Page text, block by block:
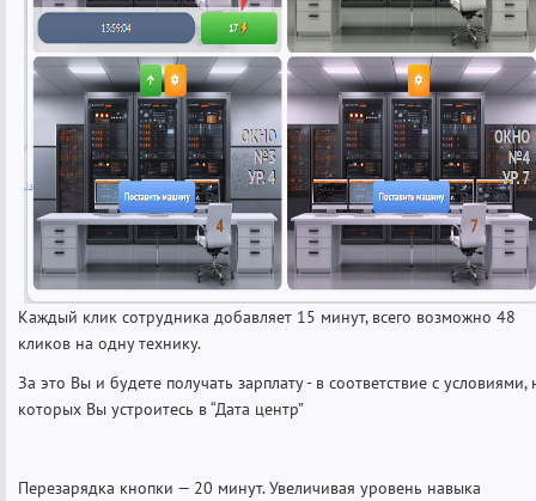
Каждый клик сотрудника добавляет 15 минут, всего возможно 48
кликов на одну технику.
За это Вы и будете получать зарплату - в соответствие с условиями,
которых Вы устроитесь в “Дата центр”
Перезарядка кнопки — 20 минут. Увеличивая уровень навыка